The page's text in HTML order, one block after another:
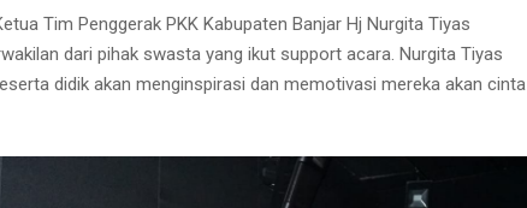
Tim Penggerak PKK Kabupaten Banjar Hj Nurgita Tiyas
dari pihak swasta yang ikut support acara. Nurgita Tiyas
didik akan menginspirasi dan memotivasi mereka akan cinta